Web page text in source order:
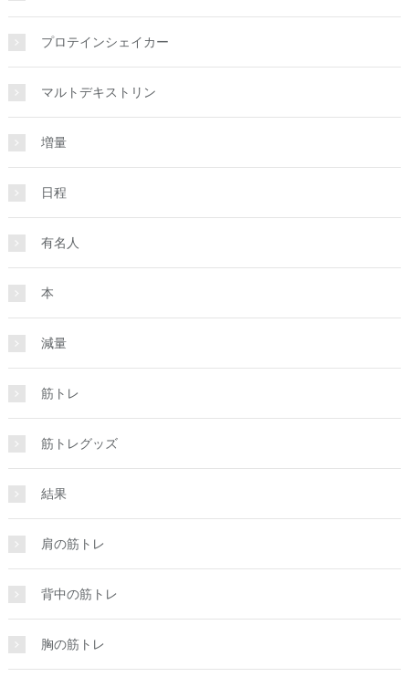
プロテインシェイカー
マルトデキストリン
増量
日程
有名人
本
減量
筋トレ
筋トレグッズ
結果
肩の筋トレ
背中の筋トレ
胸の筋トレ